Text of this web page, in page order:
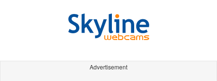
Advertisement